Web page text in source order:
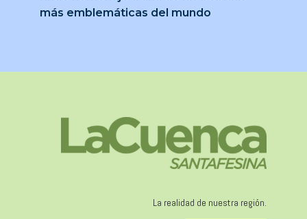
más emblemáticas del mundo
La realidad de nuestra región.